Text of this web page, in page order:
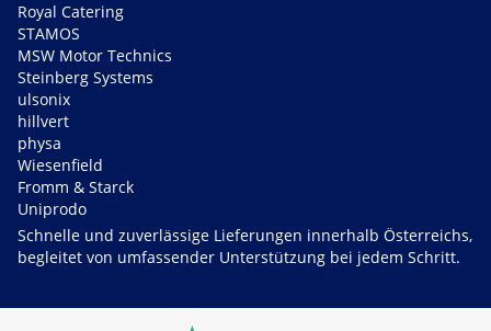
Royal Catering
STAMOS
MSW Motor Technics
Steinberg Systems
ulsonix
hillvert
physa
Wiesenfield
Fromm & Starck
Uniprodo
Schnelle und zuverlässige Lieferungen innerhalb Österreichs,
begleitet von umfassender Unterstützung bei jedem Schritt.